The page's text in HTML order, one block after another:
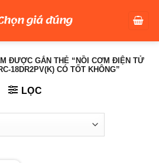
ĐƯỢC GẮN THẺ “NỒI CƠM ĐIỆN TỬ
18DR2PV(K) CÓ TỐT KHÔNG”
LỌC